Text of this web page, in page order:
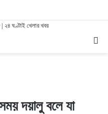
দয়ালু বলে যা